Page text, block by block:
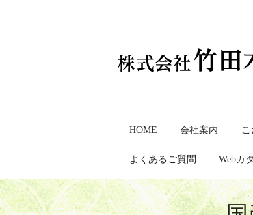
HOME 会社案内 こ
よくあるご質問 Webカ